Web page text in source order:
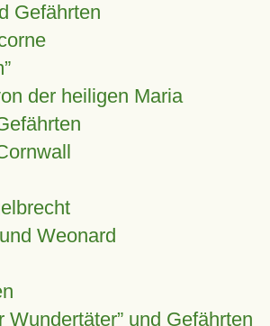
Gefährten
der heiligen Maria
Weonard
Wundertäter” und Gefährten